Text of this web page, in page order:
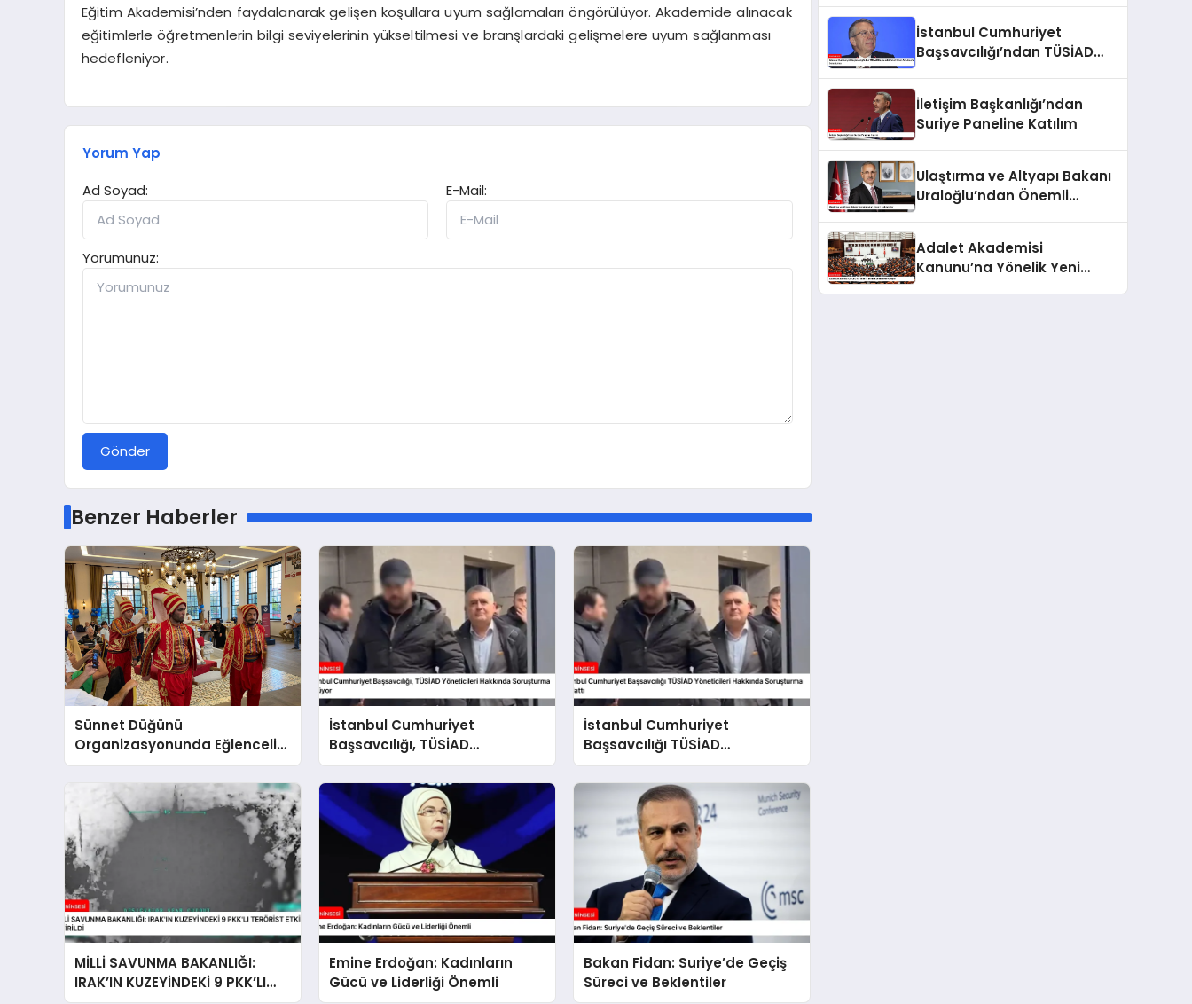
Eğitim Akademisi’nden faydalanarak gelişen koşullara uyum sağlamaları öngörülüyor. Akademide alınacak
eğitimlerle öğretmenlerin bilgi seviyelerinin yükseltilmesi ve branşlardaki gelişmelere uyum sağlanması
hedefleniyor.
Yorum Yap
Ad Soyad:
E-Mail:
Yorumunuz:
Gönder
Benzer Haberler
Sünnet Düğünü
Organizasyonunda Eğlenceli
Aktiviteler
İstanbul Cumhuriyet
Başsavcılığı, TÜSİAD
Yöneticileri Hakkında
Soruşturma Sürüyor
İstanbul Cumhuriyet
Başsavcılığı TÜSİAD
Yöneticileri Hakkında
Soruşturma Başlattı
MİLLİ SAVUNMA BAKANLIĞI:
IRAK’IN KUZEYİNDEKİ 9 PKK’LI
Emine Erdoğan: Kadınların
Gücü ve Liderliği Önemli
Bakan Fidan: Suriye’de Geçiş
Süreci ve Beklentiler
İstanbul Cumhuriyet
Başsavcılığı’ndan TÜSİAD
İletişim Başkanlığı’ndan
Suriye Paneline Katılım
Ulaştırma ve Altyapı Bakanı
Uraloğlu’ndan Önemli
Adalet Akademisi
Kanunu’na Yönelik Yeni